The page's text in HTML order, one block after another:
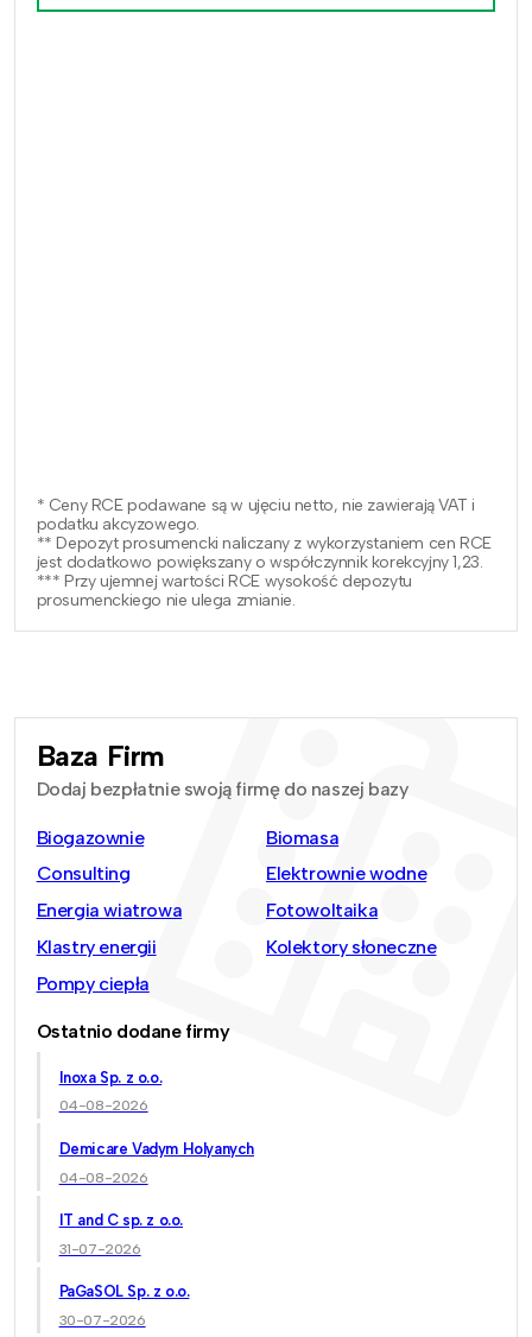
* Ceny RCE podawane są w ujęciu netto, nie zawierają VAT i
podatku akcyzowego.
** Depozyt prosumencki naliczany z wykorzystaniem cen RCE
jest dodatkowo powiększany o współczynnik korekcyjny 1,23.
*** Przy ujemnej wartości RCE wysokość depozytu
prosumenckiego nie ulega zmianie.
Baza Firm
Dodaj bezpłatnie swoją firmę do naszej bazy
Biogazownie
Biomasa
Consulting
Elektrownie wodne
Energia wiatrowa
Fotowoltaika
Klastry energii
Kolektory słoneczne
Pompy ciepła
Ostatnio dodane firmy
Inoxa Sp. z o.o.
04-08-2026
Demicare Vadym Holyanych
04-08-2026
IT and C sp. z o.o.
31-07-2026
PaGaSOL Sp. z o.o.
30-07-2026